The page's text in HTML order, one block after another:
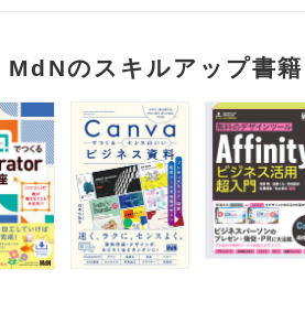
MdNのスキルアップ書籍